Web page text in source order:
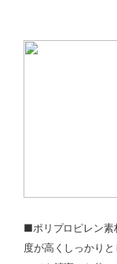
■ポリプロピレン素
度が高くしっかり